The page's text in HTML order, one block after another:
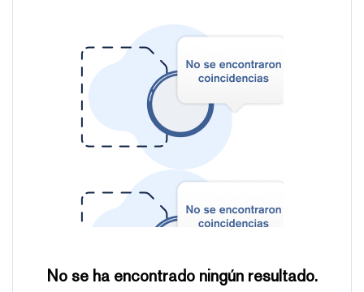
No se ha encontrado ningún resultado.